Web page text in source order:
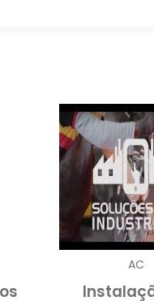
Em
de um
uma necessidade
ventilação
possui
de uso. A
sendo uma
AC